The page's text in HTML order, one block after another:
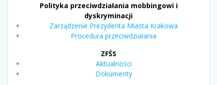
Polityka przeciwdziałania mobbingowi i
dyskryminacji
Zarządzenie Prezydenta Miasta Krakowa
Procedura przeciwdziałania
ZFŚS
Aktualności
Dokumenty